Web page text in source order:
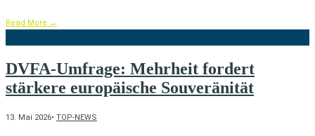
Read More →
DVFA-Umfrage: Mehrheit fordert
stärkere europäische Souveränität
13. Mai 2026• TOP-NEWS